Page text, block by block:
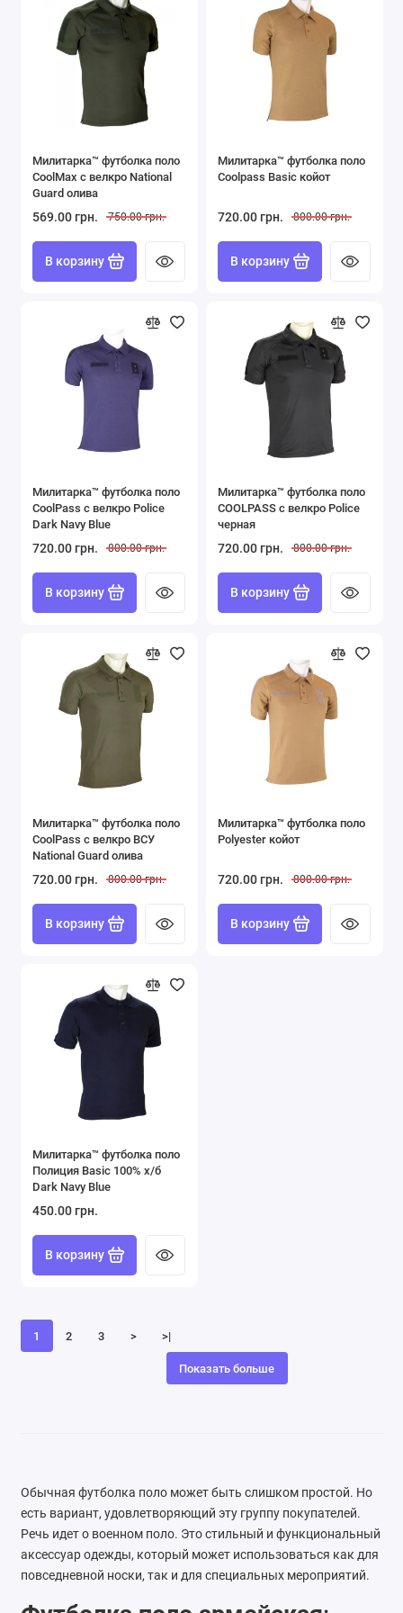
Милитарка™ футболка поло
CoolMax с велкро National
Guard олива
569.00 грн. 750.00 грн.
В корзину
Милитарка™ футболка поло
Coolpass Basic койот
720.00 грн. 800.00 грн.
В корзину
Милитарка™ футболка поло
CoolPass с велкро Police
Dark Navy Blue
720.00 грн. 800.00 грн.
В корзину
Милитарка™ футболка поло
COOLPASS с велкро Police
черная
720.00 грн. 800.00 грн.
В корзину
Милитарка™ футболка поло
CoolPass с велкро ВСУ
National Guard олива
720.00 грн. 800.00 грн.
В корзину
Милитарка™ футболка поло
Polyester койот
720.00 грн. 800.00 грн.
В корзину
Милитарка™ футболка поло
Полиция Basic 100% х/б
Dark Navy Blue
450.00 грн.
В корзину
1 2 3 > >|
Показать больше
Обычная футболка поло может быть слишком простой. Но
есть вариант, удовлетворяющий эту группу покупателей.
Речь идет о военном поло. Это стильный и функциональный
аксессуар одежды, который может использоваться как для
повседневной носки, так и для специальных мероприятий.